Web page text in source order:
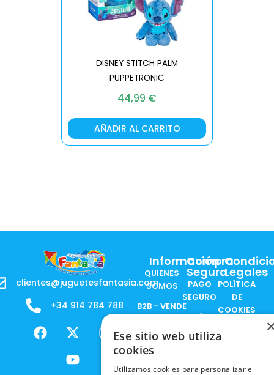
DISNEY STITCH PALM
PUPPETRONIC
44,99 €
AÑADIR AL CARRITO
clientes@juguetesfantasia.com
+34 914 784 788
F
a
X
-
t
w
Y
o
u
t
Información
QUIENES
SOMOS
B2B - VENDE
PRODUCTOS
RESPONSABILIDAD
SOCIAL
Compra
Segura
PAGO
SEGURO
ENVÍOS
NACIONALES
Legales
POLÍTICA
DE
COOKIES
EN RRSS
Ese sitio web utiliza
cookies
Utilizamos cookies para personalizar el